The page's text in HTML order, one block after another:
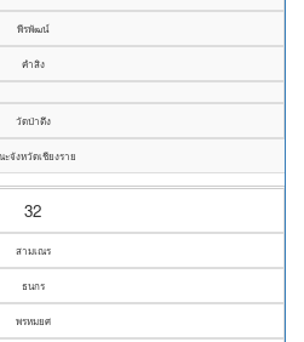
พีรพัฒน์
คำสิง
วัดป่าตึง
จังหวัดเชียงราย
32
สามเณร
ธนกร
พรหมยศ